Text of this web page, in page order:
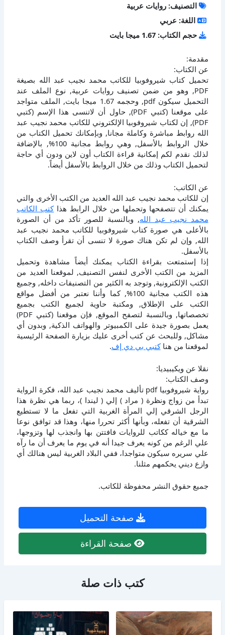
التصنيف: روايات عربية
اللغة: عربي
حجم الكتاب: 1.67 ميجا بايت
مقدمة:
عن الكتاب:
تحميل كتاب شيروفوبيا للكاتب محمد نجيب عبد الله بصيغة
PDF, وهو من ضمن تصنيف روايات عربية, نوع الملف عند
التحميل سيكون pdf, وحجمه 1.67 ميجا بايت, الملف متواجد
على موقعنا (كتبي PDF), حاول أن لاتنسى هذا الإسم (كتبي
PDF), إن لكتاب شيروفوبيا الإلكتروني للكاتب محمد نجيب عبد
الله روابط مباشرة وكاملة مجانا, وبإمكانك تحميل الكتاب من
خلال الروابط بالأسفل, وهي روابط مجانية 100%, بالإضافة
لذلك نقدم لكم إمكانية قراءة الكتاب أون لاين ودون أي حاجة
لتحميل الكتاب وذلك من خلال الروابط بالأسفل أيضاً.
عن الكاتب:
إن للكاتب محمد نجيب عبد الله العديد من الكتب الأخرى والتي
يمكنك أن تتصفحها وتحملها من خلال الرابط هذاكتب الكاتب
محمد نجيب عبد الله, وبالنسبة للصور تأكد من أن الصورة
بالأعلى هي صورة كتاب شيروفوبيا للكاتب محمد نجيب عبد
الله, وإن لم تكن هناك صورة لا تنسى أن تقرأ وصف الكتاب
بالأسفل.
إذا إستمتعت بقراءة الكتاب يمكنك أيضاً مشاهدة وتحميل
المزيد من الكتب الأخرى لنفس التصنيف, لموقعنا العديد من
الكتب الإلكترونية, وتوجد به الكثير من التصنيفات داخله, وجميع
هذه الكتب مجانية 100%, كما وأننا نعتبر من أفضل مواقع
الكتب على الإطلاق, ومكتبة حاوية لجميع الكتب بجميع
تخصصاتها, وبالنسبة لتصفح الموقع, فإن موقعنا (كتبي PDF)
يعمل بصورة جيدة على الكمبيوتر والهواتف الذكية, وبدون أي
مشاكل, وللبحث عن كتب أخرى عليك بزيارة الصفحة الرئيسية
لموقعنا من هناكتبي بي دي إف.
نقلا عن ويكيبيديا:
وصف الكتاب:
رواية شيروفوبيا pdf تأليف محمد نجيب عبد الله، فكرة الرواية
تبدأ من زواج ونظرة ( مراد ) إلي ( ليندا )، ربما هي نظرة هذا
الرجل الشرقي إلي المرأة الغربية التي تفعل ما لا تستطيع
الشرقية أن تفعله، وبأنها أكثر تحررا منها، وهذا قد توافق نوعا
ما مع خياله ككاتب للروايات فافتتن بها وانجذب لها وتزوجها،
علي الرغم من كونه يعرف جيدا أنه في يوم ما يعرف أن ما رآه
علي سريره سيكون متواجدا، ففي البلاد الغربية ليس هنالك أي
وازع ديني يحكمهم مثلنا.
جميع حقوق النشر محفوظة للكاتب.
صفحة التحميل
صفحة القراءة
كتب ذات صلة